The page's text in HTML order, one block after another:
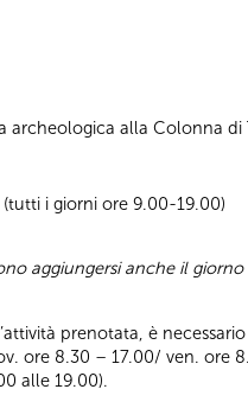
archeologica alla Colonna
i giorni ore 9.00-19.00)
aggiungersi anche il giorno
prenotata, è
ore 8.30 – 17.00/ ven. ore
alle 19.00).